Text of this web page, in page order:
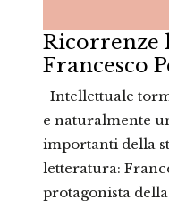
Ricorrenze
Francesco
Intellettuale
e naturalmente
importanti della
letteratura:
protagonista